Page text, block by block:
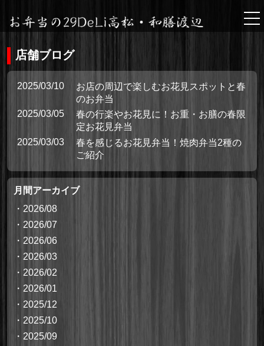
店舗ブログ
2025/03/10
お店の周辺で楽しむお花見スポットと春
のお弁当
2025/03/05
春の行楽やお花見に！お重・お膳の春限
定お花見弁当
2025/03/03
春を感じるお花見弁当！焼肉弁当2種の
ご紹介
月間アーカイブ
・ 2026/08
・ 2026/07
・ 2026/06
・ 2026/03
・ 2026/02
・ 2026/01
・ 2025/12
・ 2025/10
・ 2025/09